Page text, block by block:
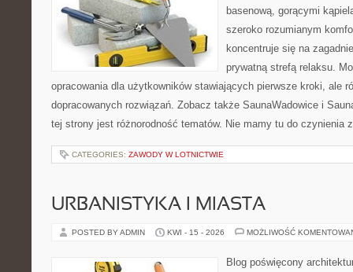
basenową, gorącymi
szeroko rozumianym
koncentruje się na
prywatną strefą relaksu.
opracowania dla użytkowników stawiających pierwsze kroki, ale
dopracowanych rozwiązań. Zobacz także SaunaWadowice i
tej strony jest różnorodność tematów. Nie mamy tu do czynienia
CATEGORIES: ZAWODY W LOTNICTWIE
URBANISTYKA I MIASTA
POSTED BY ADMIN KWI - 15 - 2026 MOŻLIWOŚĆ
Blog poświęcony